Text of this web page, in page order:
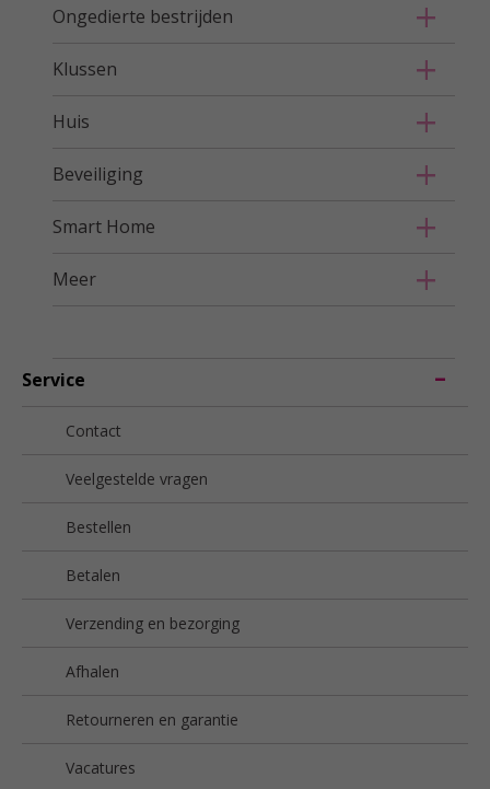
Ongedierte bestrijden
Klussen
Huis
Beveiliging
Smart Home
Meer
Service
Contact
Veelgestelde vragen
Bestellen
Betalen
Verzending en bezorging
Afhalen
Retourneren en garantie
Vacatures